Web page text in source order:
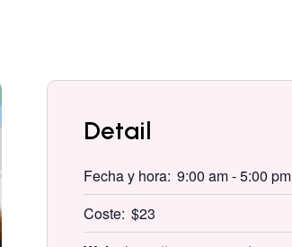
Detail
Fecha y hora: 9:00 am-5:00 pm
Coste: $23